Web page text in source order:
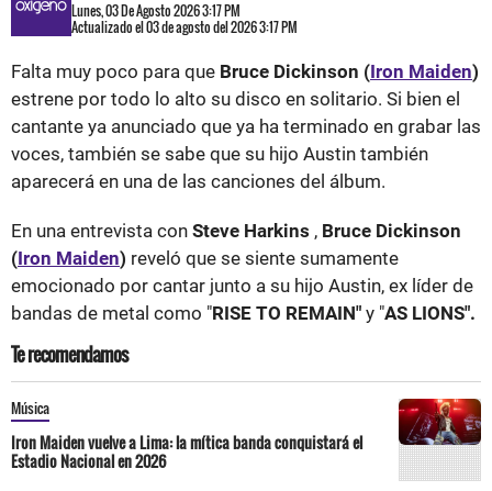
Lunes, 03 De Agosto 2026 3:17 PM
Actualizado el 03 de agosto del 2026 3:17 PM
Falta muy poco para que Bruce Dickinson (Iron Maiden)
estrene por todo lo alto su disco en solitario. Si bien el
cantante ya anunciado que ya ha terminado en grabar las
voces, también se sabe que su hijo Austin también
aparecerá en una de las canciones del álbum.
En una entrevista con Steve Harkins , Bruce Dickinson
(Iron Maiden) reveló que se siente sumamente
emocionado por cantar junto a su hijo Austin, ex líder de
bandas de metal como "RISE TO REMAIN" y "AS LIONS".
Te recomendamos
Música
Iron Maiden vuelve a Lima: la mítica banda conquistará el
Estadio Nacional en 2026